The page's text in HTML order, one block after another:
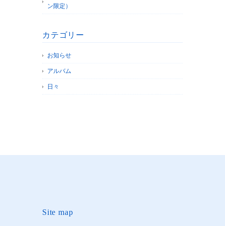
ン限定）
カテゴリー
お知らせ
アルバム
日々
Site map